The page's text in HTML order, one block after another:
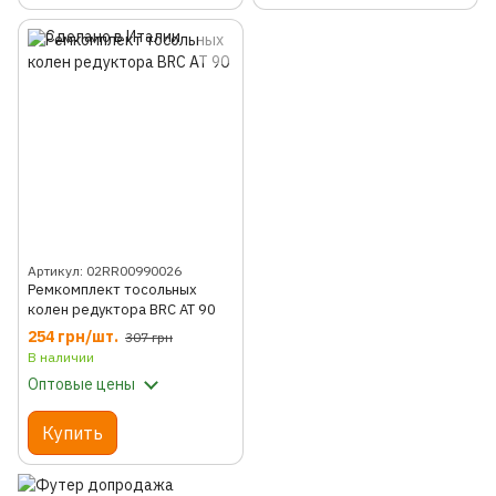
Артикул: 02RR00990026
Ремкомплект тосольных
колен редуктора BRC AT 90
254 грн/шт. 307 грн
В наличии
Оптовые цены
Купить